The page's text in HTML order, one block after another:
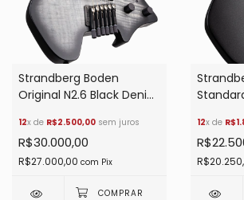
Strandberg Boden
Original N2.6 Black Denim
12x de R$2.500,00 sem juros
R$30.000,00
R$27.000,00 com Pix
12x de